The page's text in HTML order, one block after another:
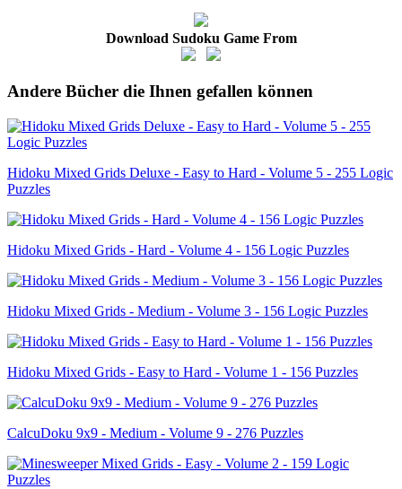
Download Sudoku Game From
Andere Bücher die Ihnen gefallen können
Hidoku Mixed Grids Deluxe - Easy to Hard - Volume 5 - 255 Logic
Puzzles
Hidoku Mixed Grids - Hard - Volume 4 - 156 Logic Puzzles
Hidoku Mixed Grids - Medium - Volume 3 - 156 Logic Puzzles
Hidoku Mixed Grids - Easy to Hard - Volume 1 - 156 Puzzles
CalcuDoku 9x9 - Medium - Volume 9 - 276 Puzzles